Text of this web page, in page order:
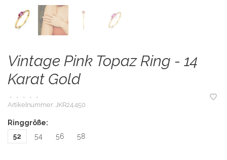
Vintage Pink Topaz Ring - 14
Karat Gold
• • • •
•
Artikelnummer: JKR24.450
Ringgröße:
52
54 56 58